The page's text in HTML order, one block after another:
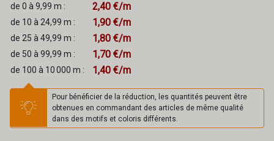
de 0 à 9,99 m :
2,40 €/m
de 10 à 24,99 m : 1,90 €/m
de 25 à 49,99 m : 1,80 €/m
de 50 à 99,99 m : 1,70 €/m
de 100 à 10 000 m : 1,40 €/m
Pour bénéficier de la réduction, les quantités peuvent être
obtenues en commandant des articles de même qualité
dans des motifs et coloris différents.